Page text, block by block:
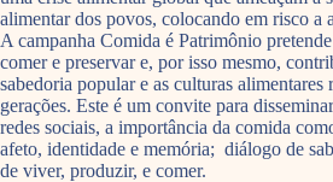
alimentar dos povos, colocando em risco a
A campanha Comida é Patrimônio
comer e preservar e, por isso mesmo,
sabedoria popular e as culturas alimentares
gerações. Este é um convite para
redes sociais, a importância da comida
afeto, identidade e memória; diálogo de
de viver, produzir, e comer.